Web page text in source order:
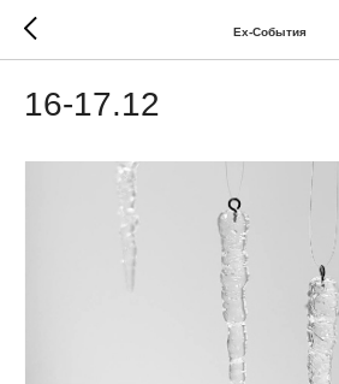
Ex-Cобытия
16-17.12